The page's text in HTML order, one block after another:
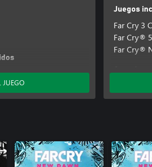
Deluxe Pack
JUEGO
Juegos
Far Cry 3
Far Cry® 5
Far Cry®
Pistola
Far Cry®5
Far Cry 5:
Far Cry®5